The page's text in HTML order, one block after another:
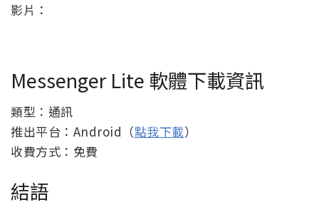
影片：
Messenger Lite 軟體下載資訊
類型：通訊
推出平台：Android（點我下載）
收費方式：免費
結語